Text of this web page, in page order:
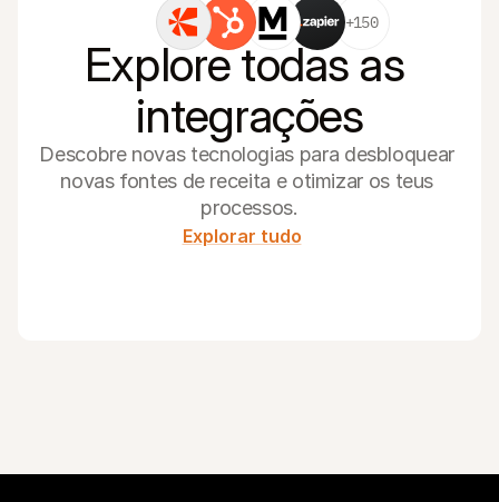
+150
Explore todas as
integrações
Descobre novas tecnologias para desbloquear
novas fontes de receita e otimizar os teus
processos.
Explorar tudo